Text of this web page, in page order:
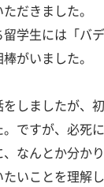
だきました。
留学生には「
がいました。
しましたが、
ですが、必死
なんとか分か
いことを理解